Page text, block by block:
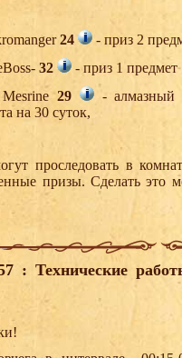
24
- приз 2
32
- приз 1
29
- алмазный
на 30 суток,
проследовать в
призы. Сделать это
: Технические